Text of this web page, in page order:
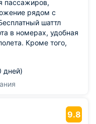
пассажиров,
рядом с
шаттл
в номерах, удобная
Кроме того,
дней)
9.8